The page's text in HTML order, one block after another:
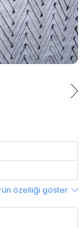
özelliği göster